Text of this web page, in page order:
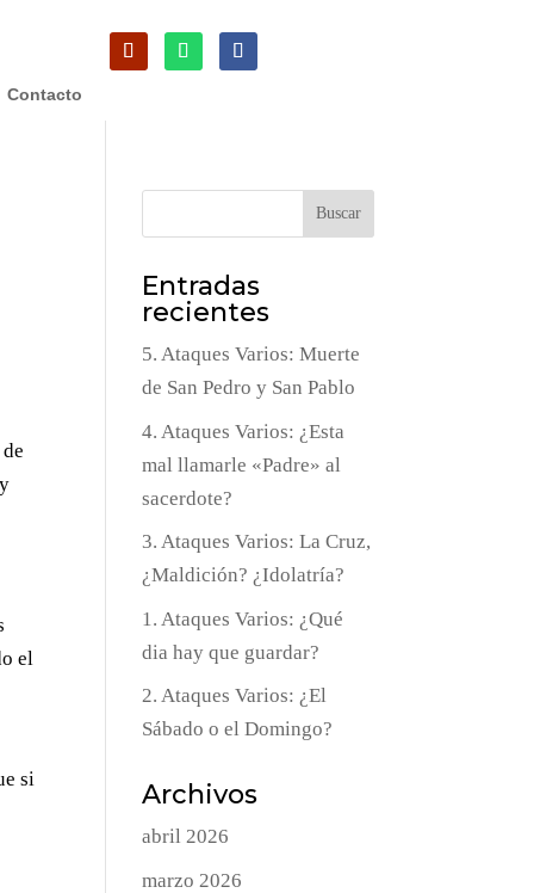
Contacto
el
si
Buscar
Entradas
recientes
5. Ataques Varios: Muerte
de San Pedro y San Pablo
4. Ataques Varios: ¿Esta
mal llamarle «Padre» al
sacerdote?
3. Ataques Varios: La Cruz,
¿Maldición? ¿Idolatría?
1. Ataques Varios: ¿Qué
dia hay que guardar?
2. Ataques Varios: ¿El
Sábado o el Domingo?
Archivos
abril 2026
marzo 2026